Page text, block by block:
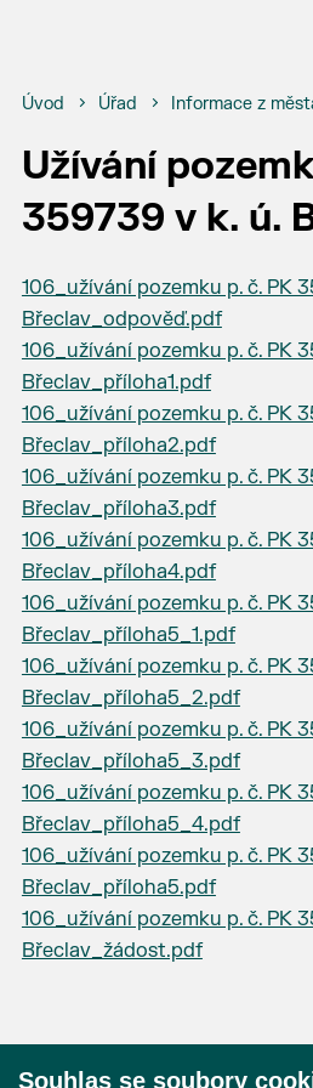
Úvod Úřad Informace z
Užívání
359739 v k. ú.
106_užívání pozemku p. č. PK
Břeclav_odpověď.pdf
106_užívání pozemku p. č. PK
Břeclav_příloha1.pdf
106_užívání pozemku p. č. PK
Břeclav_příloha2.pdf
106_užívání pozemku p. č. PK
Břeclav_příloha3.pdf
106_užívání pozemku p. č. PK
Břeclav_příloha4.pdf
106_užívání pozemku p. č. PK
Břeclav_příloha5_1.pdf
106_užívání pozemku p. č. PK
Břeclav_příloha5_2.pdf
106_užívání pozemku p. č. PK
Břeclav_příloha5_3.pdf
106_užívání pozemku p. č. PK
Břeclav_příloha5_4.pdf
106_užívání pozemku p. č. PK
Břeclav_příloha5.pdf
106_užívání pozemku p. č. PK
Břeclav_žádost.pdf
Souhlas se soubory